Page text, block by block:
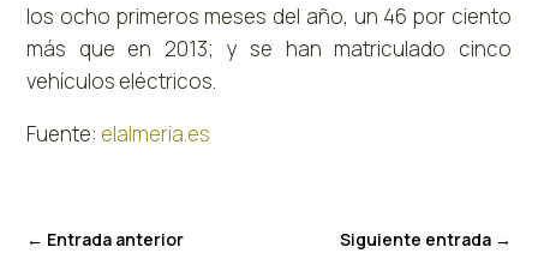
los ocho primeros meses del año, un 46 por ciento
más que en 2013; y se han matriculado cinco
vehículos eléctricos.
Fuente: elalmeria.es
← Entrada anterior Siguiente entrada→